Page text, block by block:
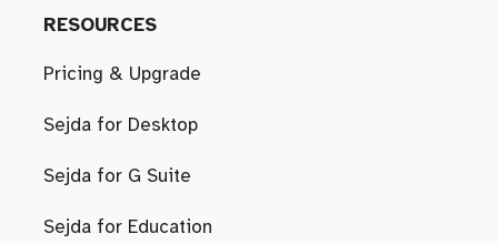
RESOURCES
Pricing & Upgrade
Sejda for Desktop
Sejda for G Suite
Sejda for Education